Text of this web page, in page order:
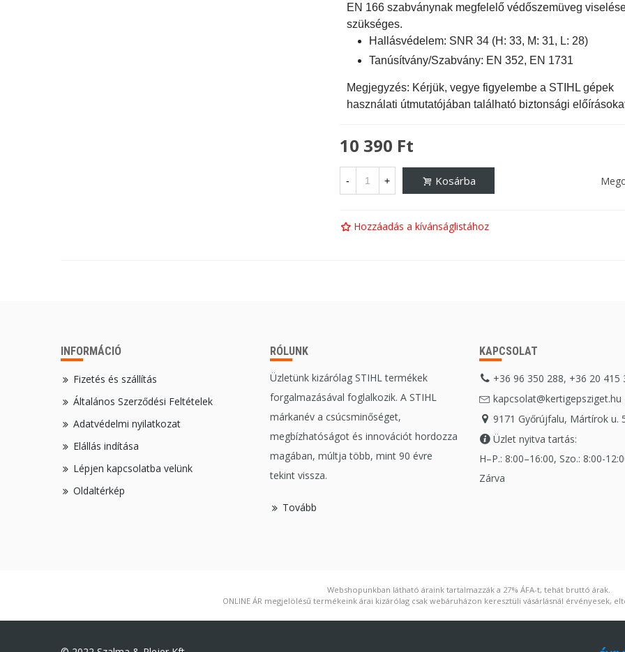
EN 166 szabványnak megfelelő védőszemüveg
szükséges.
Hallásvédelem: SNR 34 (H: 33, M: 31, L: 28)
Tanúsítvány/Szabvány: EN 352, EN 1731
Megjegyzés: Kérjük, vegye figyelembe a STIHL gépek
használati útmutatójában található biztonsági
10 390 Ft
- + Kosárba
Hozzáadás a kívánságlistához
INFORMÁCIÓ
Fizetés és szállítás
Általános Szerződési Feltételek
Adatvédelmi nyilatkozat
Elállás indítása
Lépjen kapcsolatba velünk
Oldaltérkép
RÓLUNK
Üzletünk kizárólag STIHL termékek
forgalmazásával foglalkozik. A STIHL
márkanév a csúcsminőséget,
megbízhatóságot és innovációt hordozza
magában, múltja több, mint 90 évre
tekint vissza.
Tovább
KAPCSOLAT
+36 96 350 288, +36 20 415
kapcsolat@kertigepsziget.hu
9171 Győrújfalu, Mártírok u.
Üzlet nyitva tartás:
H–P.: 8:00–16:00, Szo.: 8:00-
Zárva
Webshopunkban látható áraink tartalmazzák a 27% ÁFA-t, tehát bruttó árak.
ONLINE ÁR megjelölésű termékeink árai kizárólag csak webáruházon keresztüli vásárlásnál érvényesek,